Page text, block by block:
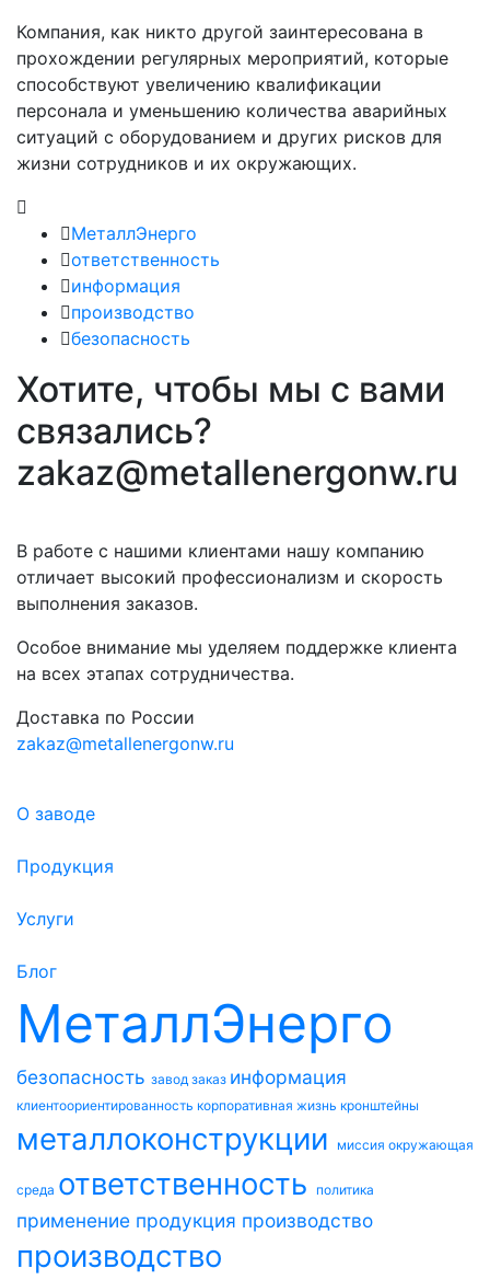
Компания, как никто другой заинтересована в
прохождении регулярных мероприятий, которые
способствуют увеличению квалификации
персонала и уменьшению количества аварийных
ситуаций с оборудованием и других рисков для
жизни сотрудников и их окружающих.
МеталлЭнерго
ответственность
информация
производство
безопасность
Хотите, чтобы мы с вами
связались?
zakaz@metallenergonw.ru
В работе с нашими клиентами нашу компанию
отличает высокий профессионализм и скорость
выполнения заказов.
Особое внимание мы уделяем поддержке клиента
на всех этапах сотрудничества.
Доставка по России
zakaz@metallenergonw.ru
О заводе
Продукция
Услуги
Блог
МеталлЭнерго
безопасность завод заказ информация
клиентоориентированность корпоративная жизнь кронштейны
металлоконструкции миссия окружающая
среда ответственность политика
применение продукция производство
производство